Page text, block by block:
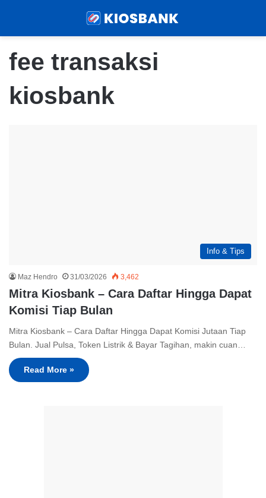
fee transaksi
kiosbank
Info & Tips
Maz Hendro 31/03/2026 3,462
Mitra Kiosbank – Cara Daftar Hingga Dapat
Komisi Tiap Bulan
Mitra Kiosbank – Cara Daftar Hingga Dapat Komisi Jutaan Tiap
Bulan. Jual Pulsa, Token Listrik & Bayar Tagihan, makin cuan…
Read More »